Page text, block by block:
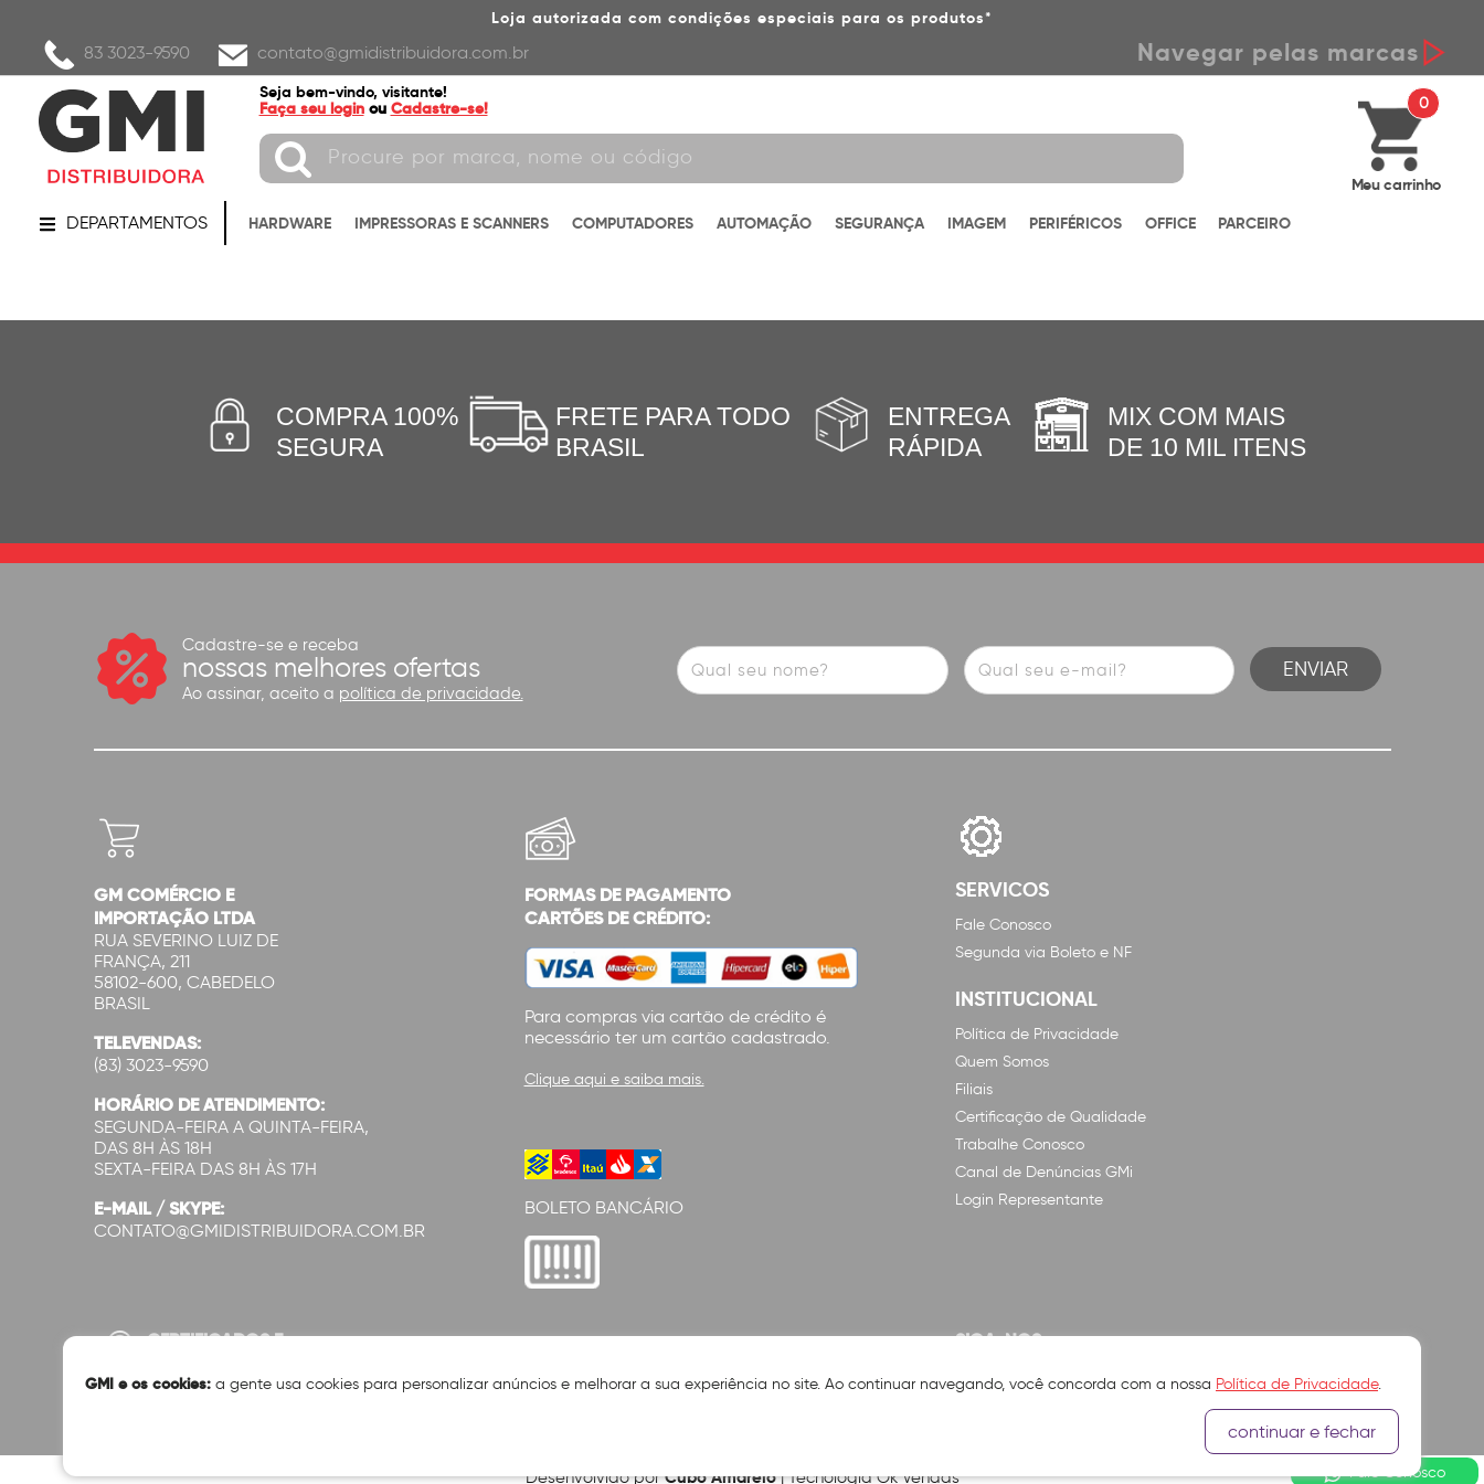
Loja autorizada com condições especiais para os produtos*
83 3023-9590 contato@gmidistribuidora.com.br Navegar pelas marcas
Seja bem-vindo, visitante!
Faça seu login ou Cadastre-se! 0
Meu carrinho
DEPARTAMENTOS HARDWARE IMPRESSORAS E SCANNERS COMPUTADORES AUTOMAÇÃO SEGURANÇA IMAGEM PERIFÉRICOS OFFICE PARCEIRO
COMPRA 100%
SEGURA
FRETE PARA TODO
BRASIL
ENTREGA
RÁPIDA
MIX COM MAIS
DE 10 MIL ITENS
Cadastre-se e receba
nossas melhores ofertas
Ao assinar, aceito a política de privacidade.
GM COMÉRCIO E
IMPORTAÇÃO LTDA
RUA SEVERINO LUIZ DE
FRANÇA, 211
58102-600, CABEDELO
BRASIL
TELEVENDAS:
(83) 3023-9590
HORÁRIO DE ATENDIMENTO:
SEGUNDA-FEIRA A QUINTA-FEIRA,
DAS 8H ÀS 18H
SEXTA-FEIRA DAS 8H ÀS 17H
E-MAIL / SKYPE:
CONTATO@GMIDISTRIBUIDORA.COM.BR
FORMAS DE PAGAMENTO
CARTÕES DE CRÉDITO:
Para compras via cartão de crédito é
necessário ter um cartão cadastrado.
Clique aqui e saiba mais.
BOLETO BANCÁRIO
SERVICOS
Fale Conosco
Segunda via Boleto e NF
INSTITUCIONAL
Política de Privacidade
Quem Somos
Filiais
Certificação de Qualidade
Trabalhe Conosco
Canal de Denúncias GMi
Login Representante
CERTIFICADOS E
SIGA-NOS
Desenvolvido porCubo Amarelo| Tecnologia Ok Vendas
GMI e os cookies: a gente usa cookies para personalizar anúncios e melhorar a sua experiência no site. Ao continuar navegando, você concorda com a nossa Política de Privacidade.
continuar e fechar
Fale Conosco